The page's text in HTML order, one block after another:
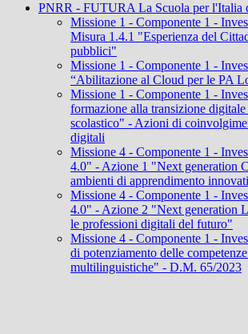
PNRR - FUTURA La Scuola per l'Italia
Missione 1 - Componente 1 -
Misura 1.4.1 "Esperienza del
pubblici"
Missione 1 - Componente 1 -
“Abilitazione al Cloud per le PA
Missione 1 - Componente 1 -
formazione alla transizione
scolastico" - Azioni di
digitali
Missione 4 - Componente 1 -
4.0" - Azione 1 "Next generation
ambienti di apprendimento
Missione 4 - Componente 1 -
4.0" - Azione 2 "Next generation
le professioni digitali del futuro"
Missione 4 - Componente 1 -
di potenziamento delle
multilinguistiche" - D.M. 65/2023